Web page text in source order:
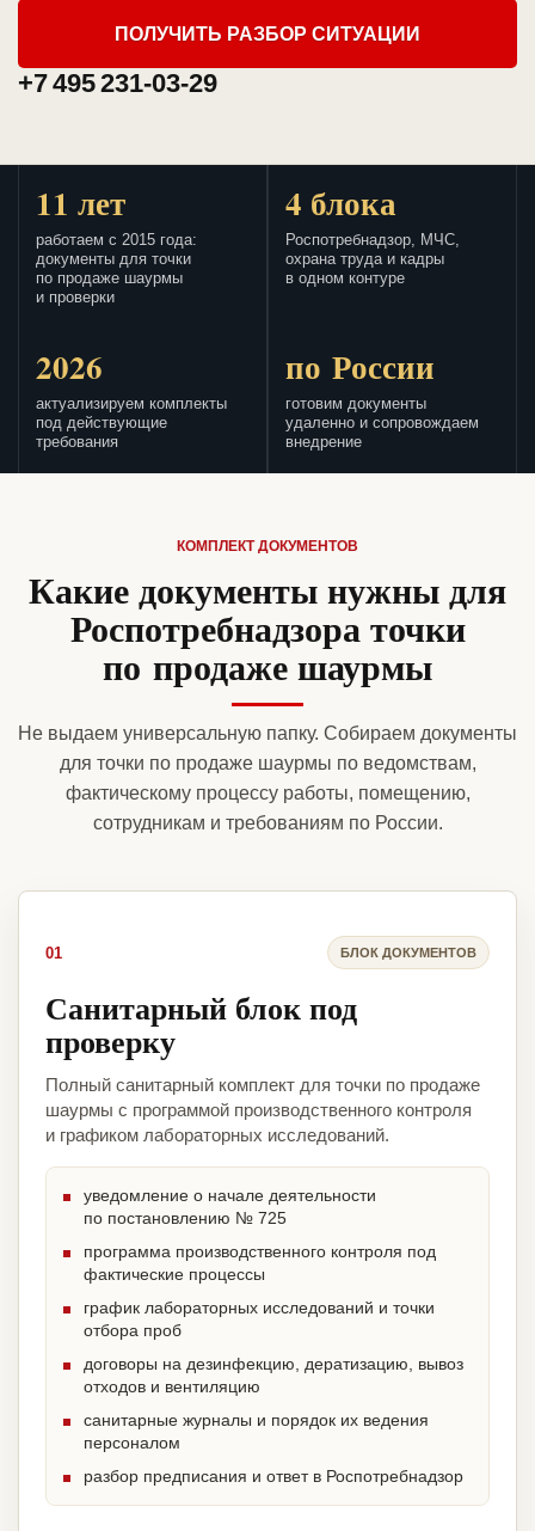
ПОЛУЧИТЬ РАЗБОР СИТУАЦИИ
+7 495 231-03-29
11 лет
работаем с 2015 года:
документы для точки
по продаже шаурмы
и проверки
4 блока
Роспотребнадзор, МЧС,
охрана труда и кадры
в одном контуре
2026
актуализируем комплекты
под действующие
требования
по России
готовим документы
удаленно и сопровождаем
внедрение
КОМПЛЕКТ ДОКУМЕНТОВ
Какие документы нужны для
Роспотребнадзора точки
по продаже шаурмы
Не выдаем универсальную папку. Собираем документы
для точки по продаже шаурмы по ведомствам,
фактическому процессу работы, помещению,
сотрудникам и требованиям по России.
01 БЛОК ДОКУМЕНТОВ
Санитарный блок под
проверку
Полный санитарный комплект для точки по продаже
шаурмы с программой производственного контроля
и графиком лабораторных исследований.
уведомление о начале деятельности
по постановлению № 725
программа производственного контроля под
фактические процессы
график лабораторных исследований и точки
отбора проб
договоры на дезинфекцию, дератизацию, вывоз
отходов и вентиляцию
санитарные журналы и порядок их ведения
персоналом
разбор предписания и ответ в Роспотребнадзор